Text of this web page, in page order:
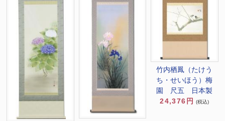
竹内栖鳳（たけう
ち・せいほう）梅
園 尺五 日本製
24,376円
(税込)